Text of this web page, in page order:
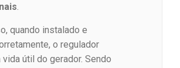
quando instalado e
o regulador
vida útil do gerador. Sendo